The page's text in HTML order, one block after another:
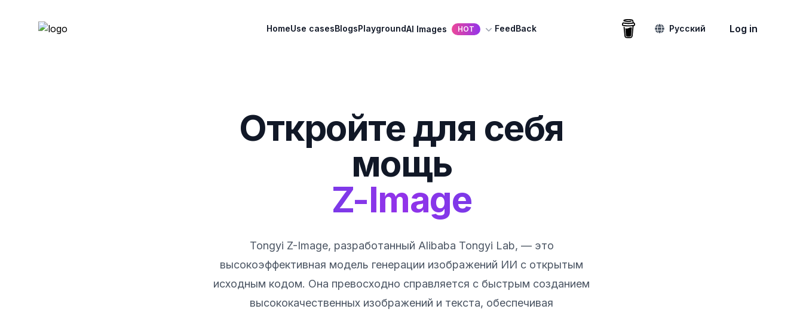
HomeUse casesBlogsPlaygroundAI Images HOT FeedBack Buy me a coffee
Русский Log in
Откройте для себя
мощь
Z-Image
Tongyi Z-Image, разработанный Alibaba Tongyi Lab, — это
высокоэффективная модель генерации изображений ИИ с открытым
исходным кодом. Она превосходно справляется с быстрым созданием
высококачественных изображений и текста, обеспечивая